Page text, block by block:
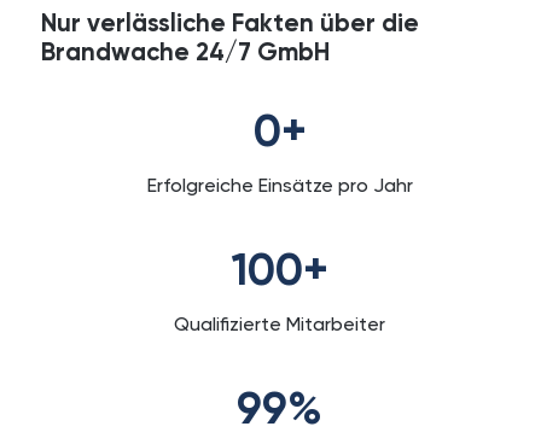
Nur verlässliche Fakten über die
Brandwache 24/7 GmbH
0+
Erfolgreiche Einsätze pro Jahr
100+
Qualifizierte Mitarbeiter
99%